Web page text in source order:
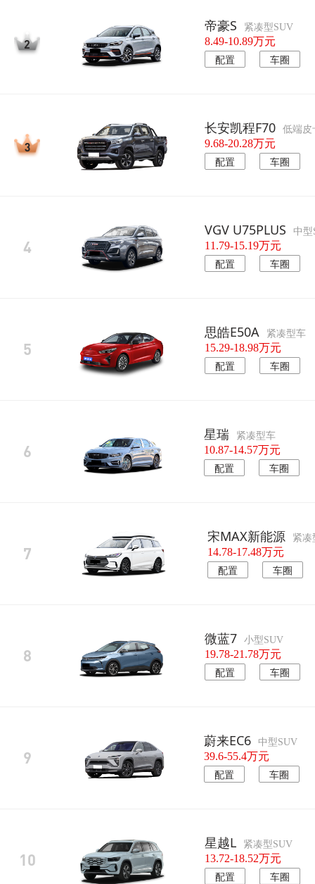
帝豪S 紧凑型SUV
8.49-10.89万元
配置 车圈
长安凯程F70 低端皮
9.68-20.28万元
配置 车圈
4
VGV U75PLUS 中型
11.79-15.19万元
配置 车圈
5
思皓E50A 紧凑型车
15.29-18.98万元
配置 车圈
6
星瑞 紧凑型车
10.87-14.57万元
配置 车圈
7
宋MAX新能源 紧凑
14.78-17.48万元
配置 车圈
8
微蓝7 小型SUV
19.78-21.78万元
配置 车圈
9
蔚来EC6 中型SUV
39.6-55.4万元
配置 车圈
10
星越L 紧凑型SUV
13.72-18.52万元
配置 车圈